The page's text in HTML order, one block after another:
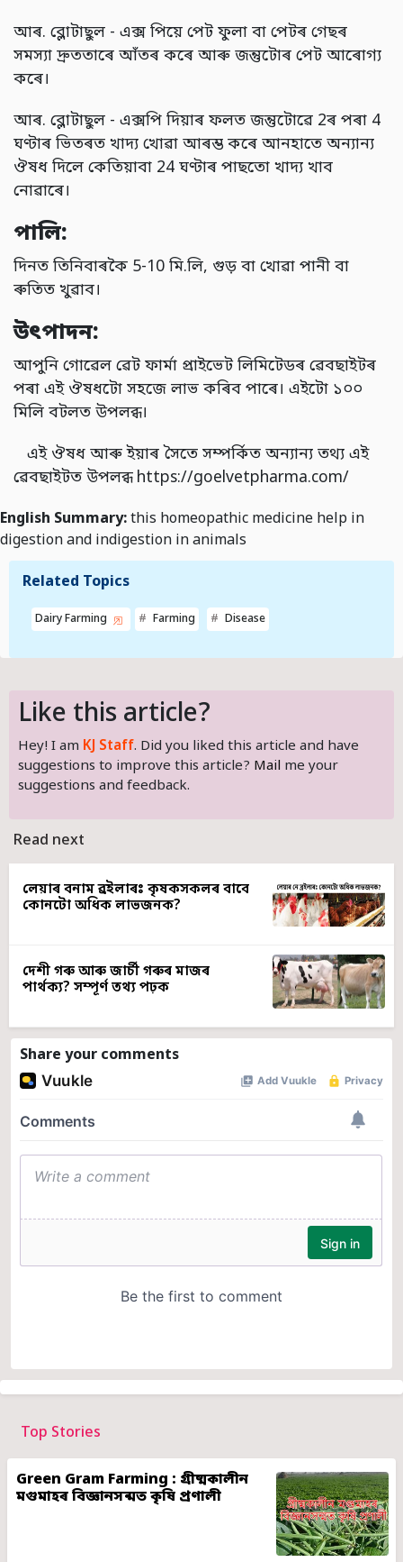
আৰ. ব্লোটাছুল - এক্স পিয়ে পেট ফুলা বা পেটৰ গেছৰ
সমস্যা দ্ৰুততাৰে আঁতৰ কৰে আৰু জন্তুটোৰ পেট আৰোগ্য
কৰে।
আৰ. ব্লোটাছুল - এক্সপি দিয়াৰ ফলত জন্তুটোৱে 2ৰ পৰা 4
ঘণ্টাৰ ভিতৰত খাদ্য খোৱা আৰম্ভ কৰে আনহাতে অন্যান্য
ঔষধ দিলে কেতিয়াবা 24 ঘণ্টাৰ পাছতো খাদ্য খাব
নোৱাৰে।
পালি:
দিনত তিনিবাৰকৈ 5-10 মি.লি, গুড় বা খোৱা পানী বা
ৰুতিত খুৱাব।
উৎপাদন:
আপুনি গোৱেল ৱেট ফাৰ্মা প্ৰাইভেট লিমিটেডৰ ৱেবছাইটৰ
পৰা এই ঔষধটো সহজে লাভ কৰিব পাৰে। এইটো ১০০
মিলি বটলত উপলব্ধ।
এই ঔষধ আৰু ইয়াৰ সৈতে সম্পৰ্কিত অন্যান্য তথ্য এই
ৱেবছাইটত উপলব্ধ https://goelvetpharma.com/
English Summary:this homeopathic medicine help in
digestion and indigestion in animals
Related Topics
Dairy Farming Farming Disease
Like this article?
Hey! I am KJ Staff. Did you liked this article and have
suggestions to improve this article? Mail me your
suggestions and feedback.
Read next
লেয়াৰ বনাম ব্ৰইলাৰঃ কৃষকসকলৰ বাবে
কোনটো অধিক লাভজনক?
দেশী গৰু আৰু জাৰ্চী গৰুৰ মাজৰ
পাৰ্থক্য? সম্পূৰ্ণ তথ্য পঢ়ক
Share your comments
Top Stories
Green Gram Farming : গ্ৰীষ্মকালীন
মগুমাহৰ বিজ্ঞানসন্মত কৃষি প্ৰণালী